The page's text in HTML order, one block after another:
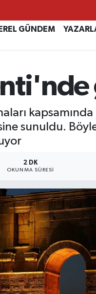
GÜNDEM
sunuldu.
2 DK
OKUNMA SÜRESI